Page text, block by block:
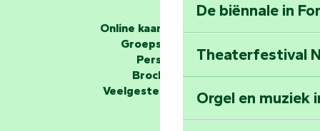
De verhalenvertellers
Ontrafel de
Reis terug in de
De biënnale in
Theaterfestival
Orgel en muziek
Online kaartverkoop
Groepsgebied
Perszaal
Brochures
Veelgestelde vragen